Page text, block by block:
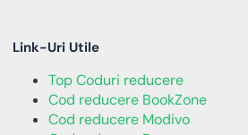
Link-Uri Utile
Top Coduri reducere
Cod reducere BookZone
Cod reducere Modivo